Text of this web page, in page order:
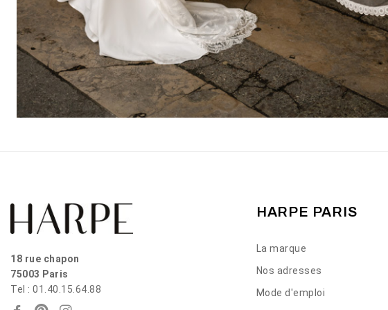
18 rue chapon
75003 Paris
Tel : 01.40.15.64.88
HARPE PARIS
La marque
Nos adresses
Mode d'emploi